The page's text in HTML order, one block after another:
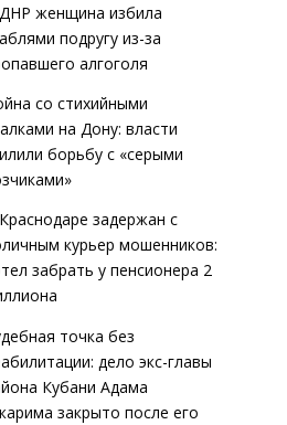
женщина избила
подругу из-за
алгоголя
со стихийными
на Дону: власти
борьбу с «серыми
задержан с
курьер мошенников:
забрать у пенсионера 2
точка без
дело экс-главы
Кубани Адама
закрыто после его